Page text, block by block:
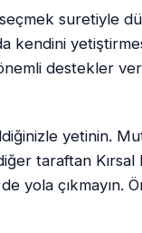
seçmek
destekler
yetinin.
taraftan Kırsal
çıkmayın.